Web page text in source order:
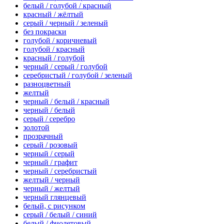
белый / голубой / красный
красный / жёлтый
серый / черный / зеленый
без покраски
голубой / коричневый
голубой / красный
красный / голубой
черный / серый / голубой
серебристый / голубой / зеленый
разноцветный
желтый
черный / белый / красный
черный / белый
серый / серебро
золотой
прозрачный
серый / розовый
черный / серый
черный / графит
черный / серебристый
желтый / черный
черный / желтый
черный глянцевый
белый, с рисунком
серый / белый / синий